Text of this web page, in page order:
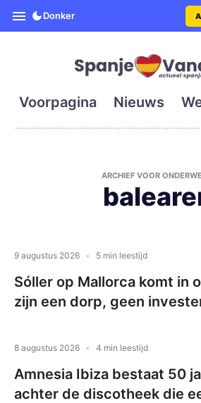
SpanjeVandaag is
Donker
Voorpagina Nieuws
ARCHIEF VOOR
9 augustus 2026 5 min leestijd
Sóller op Mallorca komt in
zijn een dorp, geen
8 augustus 2026 4 min leestijd
Amnesia Ibiza bestaat 50
achter de discotheek die